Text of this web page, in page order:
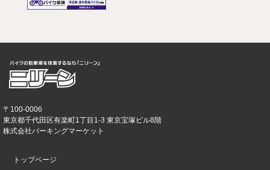
〒100-0006
東京都千代田区有楽町1丁目1-3 東京宝塚ビル8階
株式会社パーキングマーケット
トップページ